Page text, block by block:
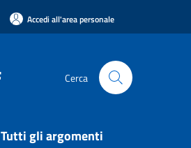
Accedi all'area personale
Cerca
Tutti gli argomenti